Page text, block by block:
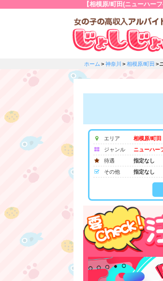
【相模原/町田(ニューハー
ホーム 神奈川 相模原/町田
エリア
相模原/町田
ジャンル
ニューハー
待遇
指定なし
その他
指定なし